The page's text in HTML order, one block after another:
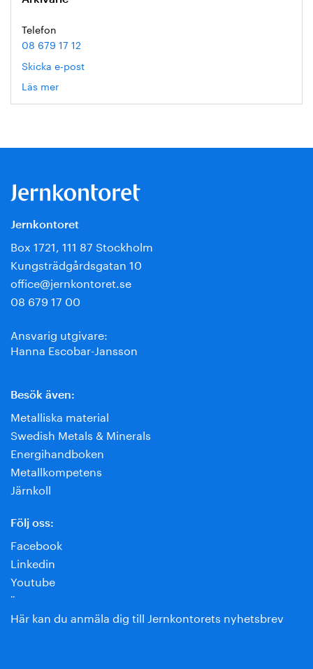
Telefon
08 679 17 12
Skicka e-post
Läs mer
Sara
Jernkontoret
Box 1721, 111 87 Stockholm
Kungsträdgårdsgatan 10
office@jernkontoret.se
08 679 17 00
Ansvarig utgivare:
Hanna Escobar-Jansson
Besök även:
Metalliska material
Swedish Metals & Minerals
Energihandboken
Metallkompetens
Järnkoll
Följ oss:
Facebook
Linkedin
Youtube
¨
Här kan du anmäla dig till Jernkontorets nyhetsbrev